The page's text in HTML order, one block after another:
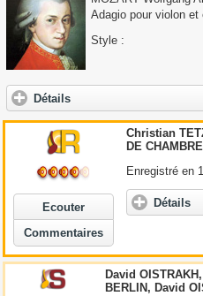
Adagio pour violon
Style :
Détails
Ecouter
Commentaires
Christian
DE
Enregistré en
Détails
David
BERLIN, David